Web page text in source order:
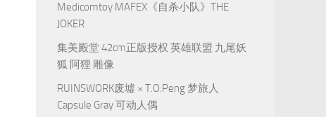
Medicomtoy MAFEX《自杀小队》THE
JOKER
集美殿堂 42cm正版授权 英雄联盟 九尾妖
狐 阿狸 雕像
RUINSWORK废墟 × T.O.Peng 梦旅人
Capsule Gray 可动人偶